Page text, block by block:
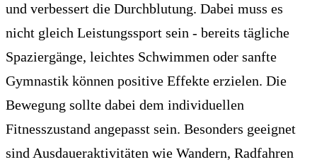
und verbessert die Durchblutung. Dabei muss es
nicht gleich Leistungssport sein - bereits tägliche
Spaziergänge, leichtes Schwimmen oder sanfte
Gymnastik können positive Effekte erzielen. Die
Bewegung sollte dabei dem individuellen
Fitnesszustand angepasst sein. Besonders geeignet
sind Ausdaueraktivitäten wie Wandern, Radfahren